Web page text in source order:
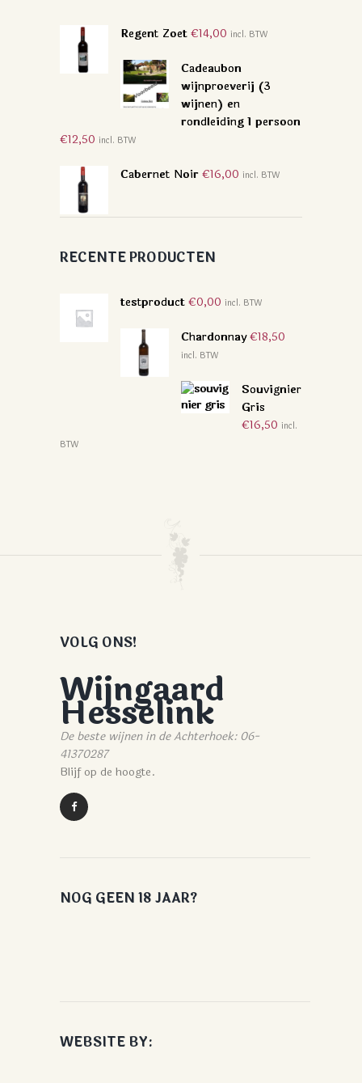
Regent Zoet €14,00 incl. BTW
Cadeaubon
wijnproeverij (3
wijnen) en
rondleiding 1 persoon
€12,50 incl. BTW
Cabernet Noir €16,00 incl. BTW
RECENTE PRODUCTEN
testproduct €0,00 incl. BTW
Chardonnay€18,50
incl. BTW
Souvignier
Gris
€16,50 incl.
BTW
VOLG ONS!
Wijngaard
Hesselink
De beste wijnen in de Achterhoek: 06-
41370287
Blijf op de hoogte.
NOG GEEN 18 JAAR?
WEBSITE BY: